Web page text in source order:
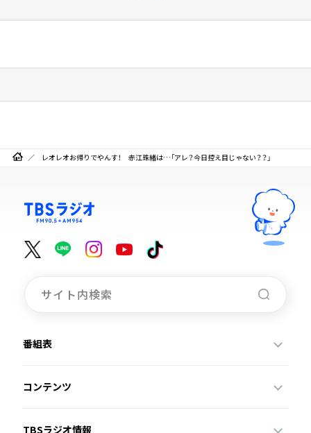
レオレオお帰りでやんす！ 赤江珠緒は…「アレ？今日控え目じゃない？？」
番組表
コンテンツ
TBSラジオ情報